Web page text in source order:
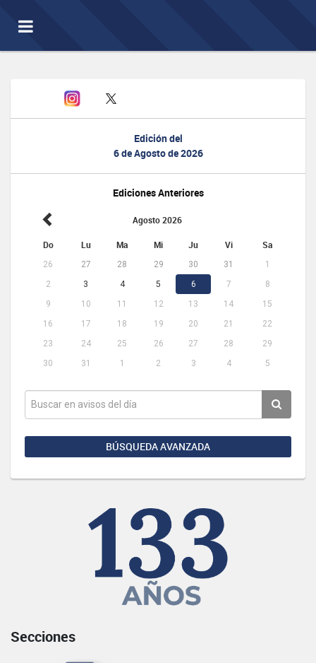
Toggle
navigation
Edición del
6 de Agosto de 2026
Ediciones Anteriores
Agosto 2026
Do Lu Ma Mi Ju Vi Sa
26 27 28 29 30 31
1
2
3 4 5 6 7
8
9
10 11 12 13 14
15
16
17 18 19 20 21
22
23
24 25 26 27 28
29
30
31 1 2 3 4 5
BÚSQUEDA AVANZADA
Secciones